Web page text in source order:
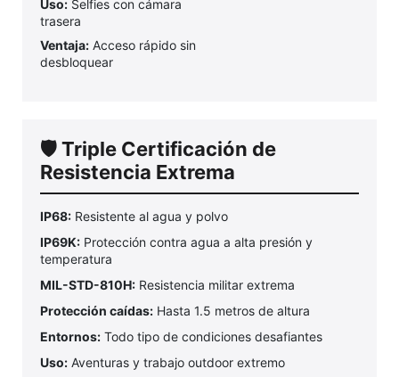
Uso: Selfies con cámara
trasera
Ventaja: Acceso rápido sin
desbloquear
🛡️ Triple Certificación de
Resistencia Extrema
IP68: Resistente al agua y polvo
IP69K: Protección contra agua a alta presión y
temperatura
MIL-STD-810H: Resistencia militar extrema
Protección caídas: Hasta 1.5 metros de altura
Entornos: Todo tipo de condiciones desafiantes
Uso: Aventuras y trabajo outdoor extremo